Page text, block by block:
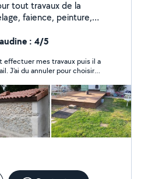
tout travaux de la
faience, peinture,
passant part le jardinage.
: 4/5
J'ai du annuler pour choisir